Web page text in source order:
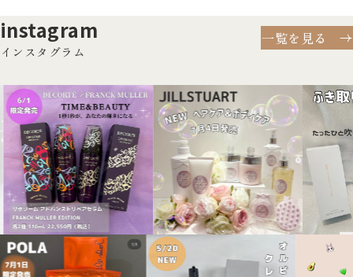
instagram
インスタグラム
一覧を見る